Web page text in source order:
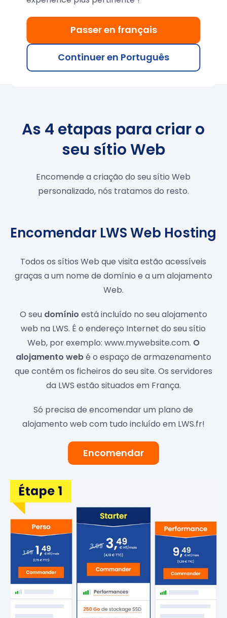
França para particulares e profissionais, criado
com WordPress.
www.sb-proprete.fr
As 4 etapas para criar o
seu sítio Web
Encomende a criação do seu sítio Web
personalizado, nós tratamos do resto.
Encomendar LWS Web Hosting
Todos os sítios Web que visita estão acessíveis
graças a um nome de domínio e a um alojamento
Web.
O seu domínio está incluído no seu alojamento
web na LWS. É o endereço Internet do seu sítio
Web, por exemplo: www.mywebsite.com. O
alojamento webé o espaço de armazenamento
que contém os ficheiros do seu site. Os servidores
da LWS estão situados em França.
Só precisa de encomendar um plano de
alojamento web com tudo incluído em LWS.fr!
Encomendar
Passer en français
Continuer en Português